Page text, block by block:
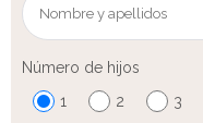
Número de hijos
1
2 3